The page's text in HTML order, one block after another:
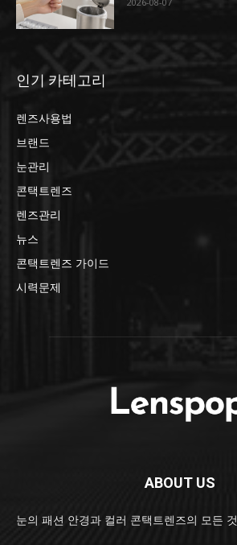
인기 카테고리
렌즈사용법
브랜드
눈관리
콘택트렌즈
렌즈관리
뉴스
콘택트렌즈 가이드
시력문제
ABOUT US
눈의 패션 안경과 컬러 콘택트렌즈의 모든 것